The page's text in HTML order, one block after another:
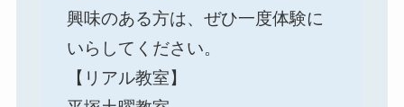
興味のある方は、ぜひ一度体験に
いらしてください。
【リアル教室】